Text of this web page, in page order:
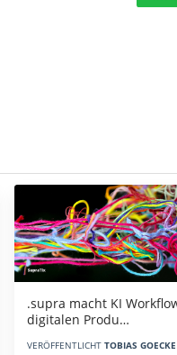
.supra macht KI
digitalen Produ…
VERÖFFENTLICHT TOBIAS